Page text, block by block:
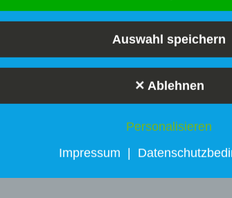
Auswahl speichern
✕ Ablehnen
Personalisieren
Impressum |